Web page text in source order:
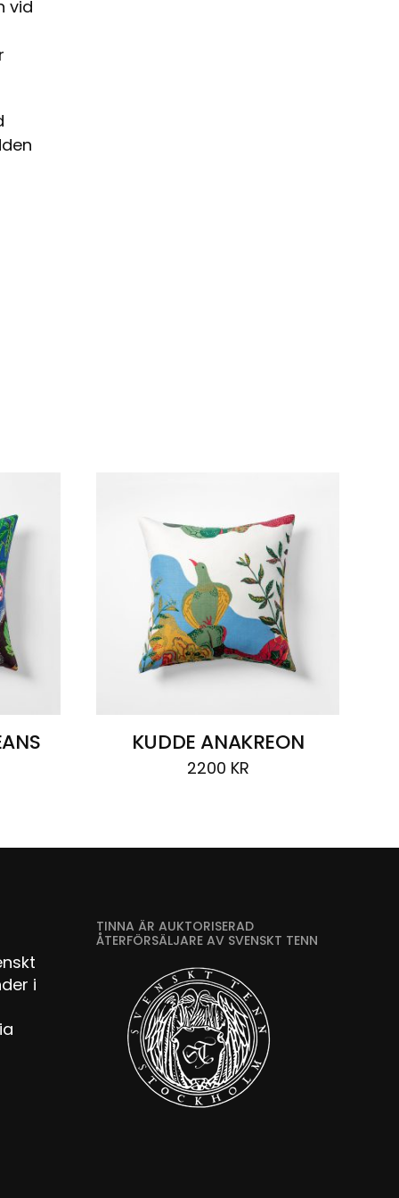
vid
KUDDE ANAKREON
2200 KR
i
TINNA ÄR AUKTORISERAD
ÅTERFÖRSÄLJARE AV SVENSKT TENN